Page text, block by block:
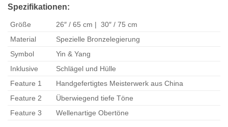
Spezifikationen:
Größe
26″ / 65 cm | 30″ / 75 cm
Material
Spezielle Bronzelegierung
Symbol
Yin & Yang
Inklusive
Schlägel und Hülle
Feature 1
Handgefertigtes Meisterwerk aus China
Feature 2
Überwiegend tiefe Töne
Feature 3
Wellenartige Obertöne